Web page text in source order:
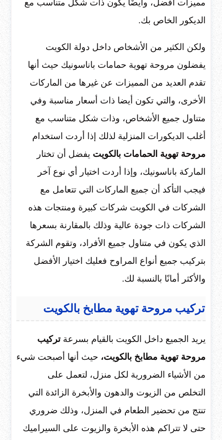
مميزات أفضل، وايضًا يكون ذات شكل متناسب مع
الديكور الخاص بك.
ولكن الكثير من الأشخاص داخل دولة الكويت
يفضلون مروحة تهوية حمامات باناسونيك حيث أنها
تقدم العديد من المميزات عن غيرها من الماركات
الأخرى، والتي تكون أيضا ذات أسعار مناسبة وفي
متناول جميع الأشخاص، وذات شكل متناسب مع
أغلب الديكورات المنزلية لذلك إذا أردت استخدام
مروحة تهوية الحمامات بالكويت يفضل أن تختار
الماركة باناسونيك، وإذا أردت اختيار أي نوع آخر
فيجب التأكد أن جميع الماركات التي تتعامل مع
الشركات في الكويت شركات كبيرة ومنتجات هذه
الشركات ذات جودة عالية وذلك بالمقارنة بسعرها
الذي يكون في متناول جميع الأفراد، وتقوم الشركة
بتركيب جميع أنواع المراوح فعليك اختيار الأفضل
والأكثر أمانًا بالنسبة لك.
تركيب مروحة تهوية مطابخ بالكويت
يريد الجميع داخل الكويت بالقيام بسرعةتركيب
مروحة تهوية مطابخ بالكويت، حيث أنها أصبحت شيء
من الأشياء الضرورية لكل منزل، لتعمل على
التخلص من الزيوت والدهون والأبخرة الزائدة التي
تنتج من تحضير الطعام في المنزل، وذلك ضروري
حتى لا تتراكم هذه الأبخرة والزيوت على السيراميك